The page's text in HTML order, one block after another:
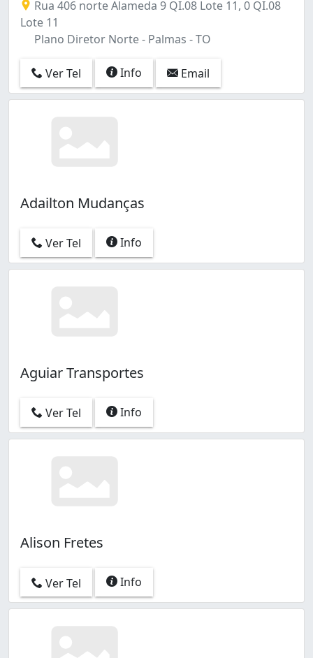
Rua 406 norte Alameda 9 QI.08 Lote 11, 0 QI.08
Lote 11
Plano Diretor Norte - Palmas - TO
Ver Tel Info Email
Adailton Mudanças
Ver Tel Info
Aguiar Transportes
Ver Tel Info
Alison Fretes
Ver Tel Info